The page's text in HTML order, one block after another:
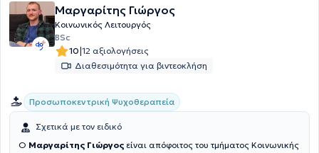
Μαργαρίτης Γιώργος
Κοινωνικός Λειτουργός
BSc
10|12 αξιολογήσεις
Διαθεσιμότητα για βιντεοκλήση
Προσωποκεντρική Ψυχοθεραπεία
Σχετικά με τον ειδικό
Ο Μαργαρίτης Γιώργος είναι απόφοιτος του τμήματος Κοινωνικής